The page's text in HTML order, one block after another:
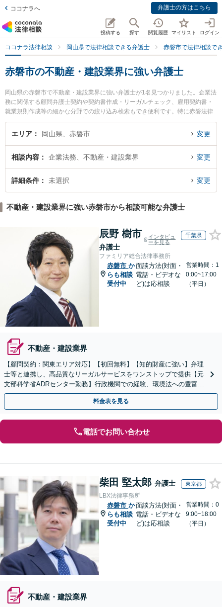
ココナラへ 弁護士の方はこちら
投稿する 探す 閲覧履歴 マイリスト ログイン
ココナラ法律相談 岡山県で法律相談できる弁護士 赤磐市で法律相談で
赤磐市の不動産・建設業界に強い弁護士
岡山県の赤磐市で不動産・建設業界に強い弁護士が1名見つかりました。企業法
務に関係する顧問弁護士契約や契約書作成・リーガルチェック、雇用契約書・
就業規則作成等の細かな分野での絞り込み検索もでき便利です。特に赤磐法律
事務所の青木 一馬弁護士のプロフィール情報や弁護士費用、強みなどが注目さ
れています。『赤磐市で土日や夜間に発生した不動産・建設業界のトラブルを
できる赤磐市内の弁護士に相談予約したい』などでお困りの相談者さんにおす
すめです。
エリア 岡山県、赤磐市 変更
相談内容 企業法務、不動産・建設業界 変更
詳細条件 未選択 変更
不動産・建設業界に強い赤磐市から相談可能な弁護士
辰野 樹市
弁護士
インタビュ
ーを見る
千葉県
ファミリア総合法律事務所
赤磐市 か
らも相談
受付中
面談方法(対面・
電話・ビデオな
ど)は応相談
営業時間：1
0:00~17:00
（平日）
不動産・建設業界
【顧問契約：関東エリア対応】【初回無料】【知的財産に強い】弁理
士等と連携し、高品質なリーガルサービスをワンストップで提供【元
文部科学省ADRセンター勤務】行政機関での経験、環境法への豊富な
知識を活かし、事業者さまの抱える問題を解決へ導きます
料金表を見る
電話でお問い合わせ
柴田 堅太郎 弁護士 東京都
LBX法律事務所
赤磐市 か
らも相談
受付中
面談方法(対面・
電話・ビデオな
ど)は応相談
営業時間：0
9:00~18:00
（平日）
不動産・建設業界